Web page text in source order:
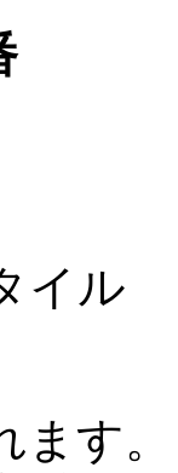
イル
す。